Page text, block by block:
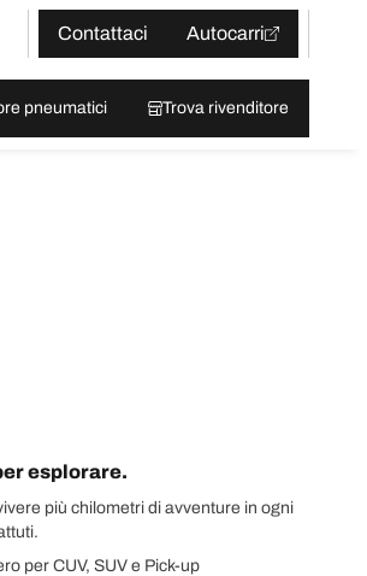
Contattaci
Autocarri
pneumatici Trova rivenditore
esplorare.
più chilometri di avventure in ogni
per CUV, SUV e Pick-up